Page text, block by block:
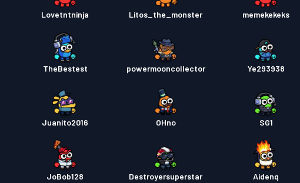
Lovetntninja Litos_the_monster memekekeks
TheBestest powermooncollector Ye293938
Juanito2016 OHno SG1
JoBob128 Destroyersuperstar Aidenq